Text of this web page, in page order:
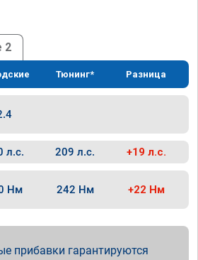
2
Тюнинг* Разница
л.с. 209 л.с. +19 л.с.
Нм 242 Нм +22 Нм
прибавки гарантируются